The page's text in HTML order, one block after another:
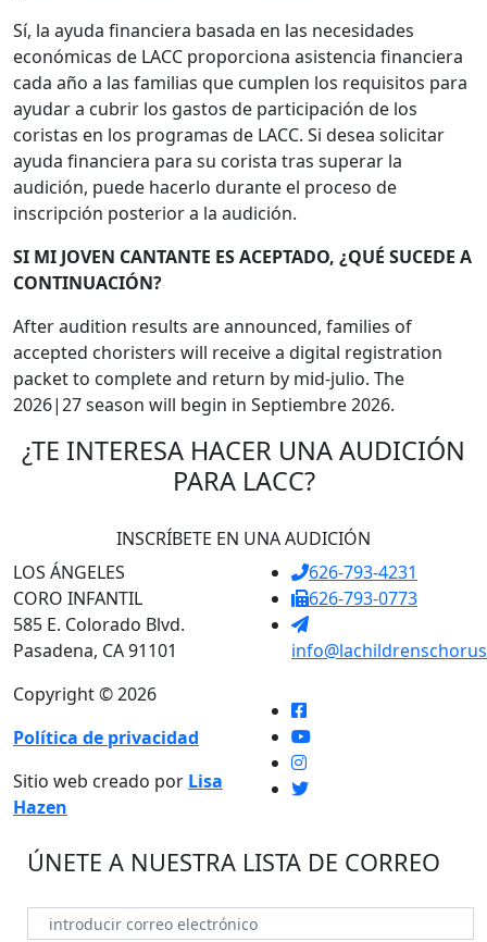
Sí, la ayuda financiera basada en las necesidades
económicas de LACC proporciona asistencia financiera
cada año a las familias que cumplen los requisitos para
ayudar a cubrir los gastos de participación de los
coristas en los programas de LACC. Si desea solicitar
ayuda financiera para su corista tras superar la
audición, puede hacerlo durante el proceso de
inscripción posterior a la audición.
SI MI JOVEN CANTANTE ES ACEPTADO, ¿QUÉ SUCEDE A
CONTINUACIÓN?
After audition results are announced, families of
accepted choristers will receive a digital registration
packet to complete and return by mid-julio. The
2026|27 season will begin in Septiembre 2026.
¿TE INTERESA HACER UNA AUDICIÓN
PARA LACC?
INSCRÍBETE EN UNA AUDICIÓN
LOS ÁNGELES
CORO INFANTIL
585 E. Colorado Blvd.
Pasadena, CA 91101
Copyright © 2026
Política de privacidad
Sitio web creado por Lisa
Hazen
626-793-4231
626-793-0773
ÚNETE A NUESTRA LISTA DE CORREO